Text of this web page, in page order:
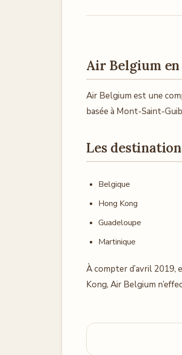
Air Belgium
Air Belgium est une
basée à Mont-Saint-
Les
Belgique
Hong Kong
Guadeloupe
Martinique
À compter d’avril 2019,
Kong, Air Belgium